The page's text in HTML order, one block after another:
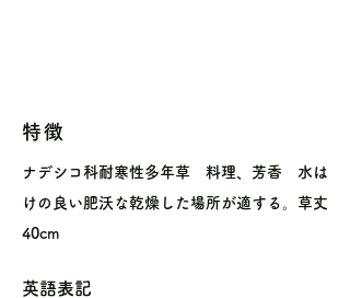
特徴
ナデシコ科耐寒性多年草 料理、芳香 水は
けの良い肥沃な乾燥した場所が適する。草丈
40cm
英語表記